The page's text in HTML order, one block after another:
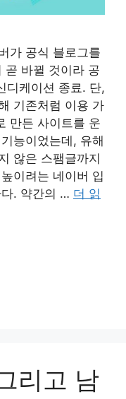
가 공식 블로그를
곧 바뀔 것이라 공
디케이션 종료. 단,
기존처럼 이용 가
만든 사이트를 운
능이었는데, 유해
않은 스팸글까지
이려는 네이버 입
. 약간의 … 더 읽
리고 남